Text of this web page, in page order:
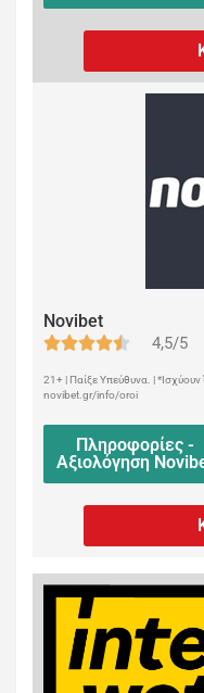
Novibet
4,5/5
21+ | Παίξε Υπεύθυνα. |
novibet.gr/info/oroi
Πληροφορίες -
Αξιολόγηση